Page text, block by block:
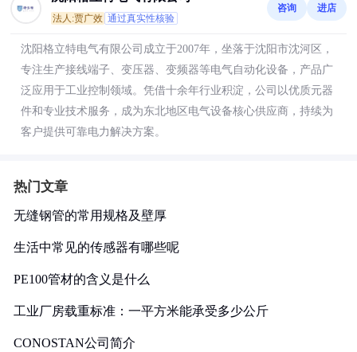
法人:贾广效 通过真实性核验
咨询 进店
沈阳格立特电气有限公司成立于2007年，坐落于沈阳市沈河区，
专注生产接线端子、变压器、变频器等电气自动化设备，产品广
泛应用于工业控制领域。凭借十余年行业积淀，公司以优质元器
件和专业技术服务，成为东北地区电气设备核心供应商，持续为
客户提供可靠电力解决方案。
热门文章
无缝钢管的常用规格及壁厚
生活中常见的传感器有哪些呢
PE100管材的含义是什么
工业厂房载重标准：一平方米能承受多少公斤
CONOSTAN公司简介